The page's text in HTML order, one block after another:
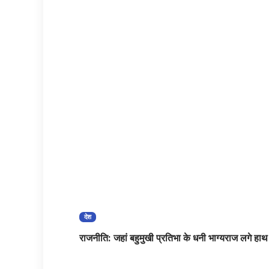
देश
राजनीति: जहां बहुमुखी प्रतिभा के धनी भाग्यराज लगे